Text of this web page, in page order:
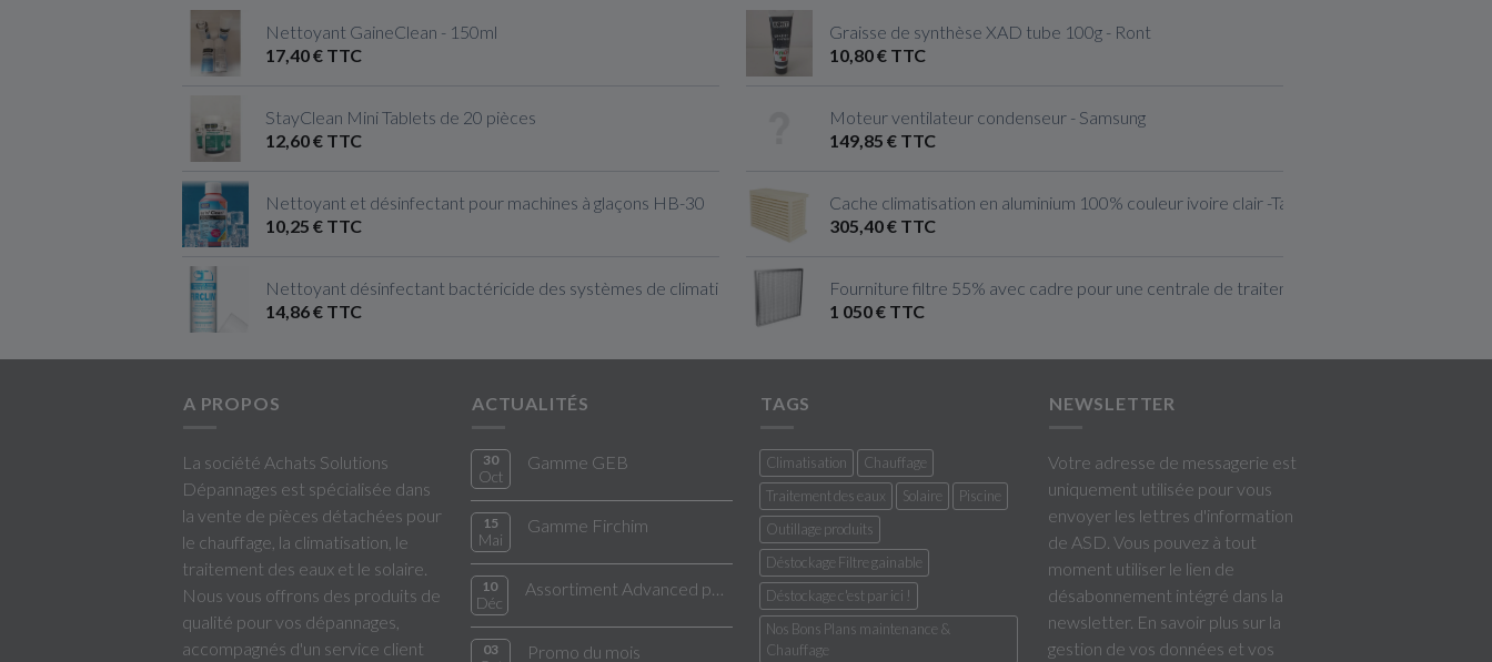
Nettoyant GaineClean - 150ml
17,40 € TTC
StayClean Mini Tablets de 20 pièces
12,60 € TTC
Nettoyant et désinfectant pour machines à glaçons HB-30
10,25 € TTC
Nettoyant désinfectant bactéricide des systèmes de climatisation & Ventilation
14,86 € TTC
Graisse de synthèse XAD tube 100g - Ront
10,80 € TTC
Moteur ventilateur condenseur - Samsung
149,85 € TTC
Cache climatisation en aluminium 100% couleur ivoire clair -Taille S
305,40 € TTC
Fourniture filtre 55% avec cadre pour une centrale de traitement d'air
1 050 € TTC
A PROPOS
La société Achats Solutions
Dépannages est spécialisée dans
la vente de pièces détachées pour
le chauffage, la climatisation, le
traitement des eaux et le solaire.
Nous vous offrons des produits de
qualité pour vos dépannages,
accompagnés d'un service client
ACTUALITÉS
30
Oct
Gamme GEB
15
Mai
Gamme Firchim
10
Déc
03 Promo du mois
TAGS
Climatisation
Chauffage
Traitement des eaux
Solaire
Piscine
Outillage produits
Déstockage Filtre gainable
Déstockage c'est par ici !
Nos Bons Plans maintenance &
Chauffage
NEWSLETTER
Votre adresse de messagerie est
uniquement utilisée pour vous
envoyer les lettres d'information
de ASD. Vous pouvez à tout
moment utiliser le lien de
désabonnement intégré dans la
newsletter. En savoir plus sur la
gestion de vos données et vos